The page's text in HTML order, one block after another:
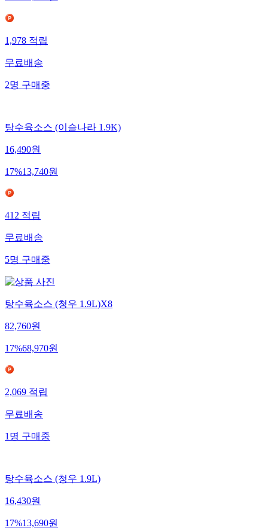
1,978적립
무료배송
2명구매중
탕수육소스 (이슬나라 1.9K)
16,490원
17%13,740원
412적립
무료배송
5명구매중
탕수육소스 (청우 1.9L)X8
82,760원
17%68,970원
2,069적립
무료배송
1명구매중
탕수육소스 (청우 1.9L)
16,430원
17%13,690원